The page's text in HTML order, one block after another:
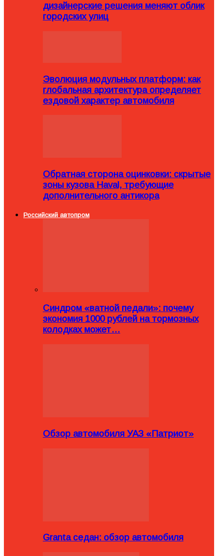
дизайнерские решения меняют облик
городских улиц
Эволюция модульных платформ: как
глобальная архитектура определяет
ездовой характер автомобиля
Обратная сторона оцинковки: скрытые
зоны кузова Haval, требующие
дополнительного антикора
Российский автопром
Синдром «ватной педали»: почему
экономия 1000 рублей на тормозных
колодках может…
Обзор автомобиля УАЗ «Патриот»
Granta седан: обзор автомобиля